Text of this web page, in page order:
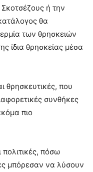
ή την
θα
των θρησκειών
ίδια θρησκείας μέσα
θρησκευτικές, που
συνθήκες
πιο
πολιτικές, πόσω
μπόρεσαν να λύσουν